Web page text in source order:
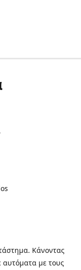
Κάνοντας
αυτόματα με τους